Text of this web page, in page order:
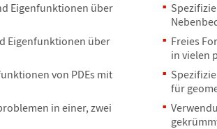
Eigenfunktionen über
Eigenfunktionen über
von PDEs mit
in einer, zwei
Freies
in vielen
für
gekrü